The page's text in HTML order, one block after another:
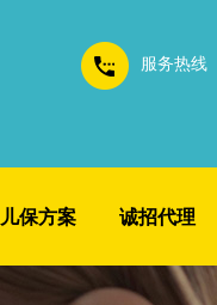
服务热线
儿保方案 诚招代理